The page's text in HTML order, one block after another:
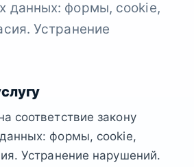
данных: формы, cookie,
Устранение
соответствие закону
формы, cookie,
Устранение нарушений.